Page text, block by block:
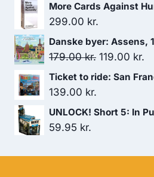
More Cards Against
299.00 kr.
Danske byer: Assens,
179.00kr. Den
oprindelige
119.00 kr.
Ticket to ride: San
139.00 kr.
UNLOCK! Short 5: In
59.95 kr.